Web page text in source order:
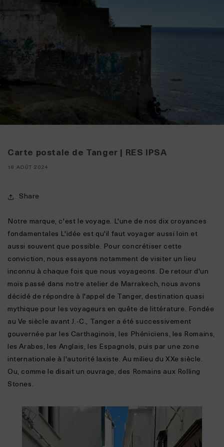
Carte postale de Tanger | RES IPSA
18 AOÛT 2024
Share
Notre marque, c'est le voyage. L'une de nos dix croyances
fondamentales L'idée est qu'il faut voyager aussi loin et
aussi souvent que possible. Pour concrétiser cette
conviction, nous essayons notamment de visiter un lieu
inconnu à chaque fois que nous voyageons. De retour d'un
mois passé dans notre atelier de Marrakech, nous avons
décidé de répondre à l'appel de Tanger, destination quasi
mythique pour les voyageurs en quête de littérature. Fondée
au Ve siècle avant J.-C., Tanger a été successivement
gouvernée par les Carthaginois, les Phéniciens, les Romains,
les Arabes, les Anglais, les Espagnols, puis par une zone
internationale à l'autorité laxiste. Au milieu du XXe siècle.
Ou, comme le disait un ouvrage, des Romains aux Rolling
Stones.